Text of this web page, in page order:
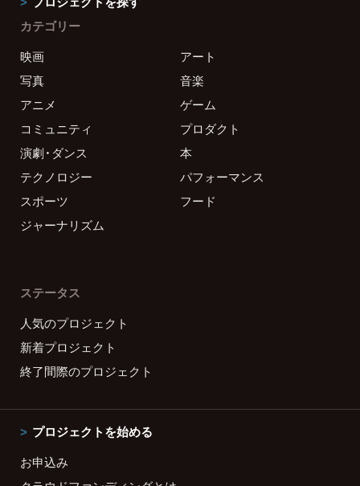
カテゴリー
映画
アート
写真
音楽
アニメ
ゲーム
コミュニティ
プロダクト
演劇・ダンス
本
テクノロジー
パフォーマンス
スポーツ
フード
ジャーナリズム
ステータス
人気のプロジェクト
新着プロジェクト
終了間際のプロジェクト
プロジェクトを始める
お申込み